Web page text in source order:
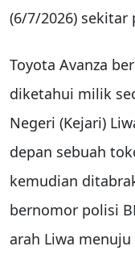
(6/7/2026) sekitar
Toyota Avanza
diketahui milik
Negeri (Kejari)
depan sebuah
kemudian
bernomor polisi
arah Liwa menuju